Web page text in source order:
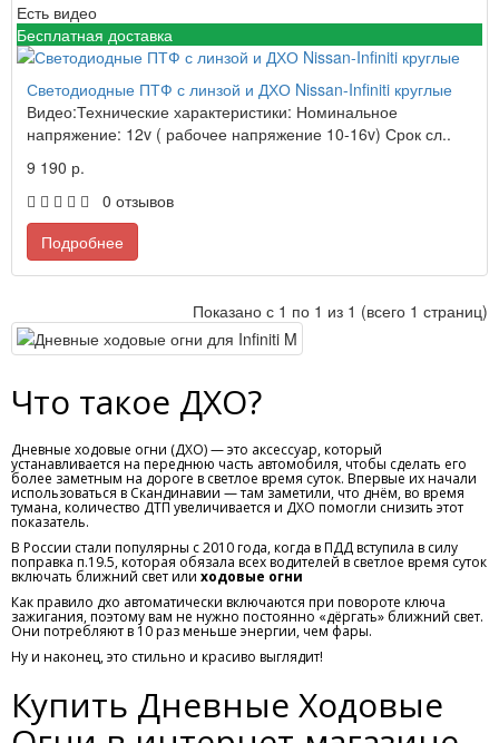
Есть видео
Бесплатная доставка
Светодиодные ПТФ с линзой и ДХО Nissan-Infiniti круглые
Видео:Технические характеристики: Номинальное
напряжение: 12v ( рабочее напряжение 10-16v) Срок сл..
9 190 р.
0 отзывов
Подробнее
Показано с 1 по 1 из 1 (всего 1 страниц)
Что такое ДХО?
Дневные ходовые огни (ДХО) — это аксессуар, который
устанавливается на переднюю часть автомобиля, чтобы сделать его
более заметным на дороге в светлое время суток. Впервые их начали
использоваться в Скандинавии — там заметили, что днём, во время
тумана, количество ДТП увеличивается и ДХО помогли снизить этот
показатель.
В России стали популярны с 2010 года, когда в ПДД вступила в силу
поправка п.19.5, которая обязала всех водителей в светлое время суток
включать ближний свет или ходовые огни
Как правило дхо автоматически включаются при повороте ключа
зажигания, поэтому вам не нужно постоянно «дёргать» ближний свет.
Они потребляют в 10 раз меньше энергии, чем фары.
Ну и наконец, это стильно и красиво выглядит!
Купить Дневные Ходовые